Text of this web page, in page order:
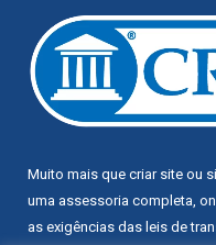
Muito mais que criar site ou
uma assessoria completa,
as exigências das leis de